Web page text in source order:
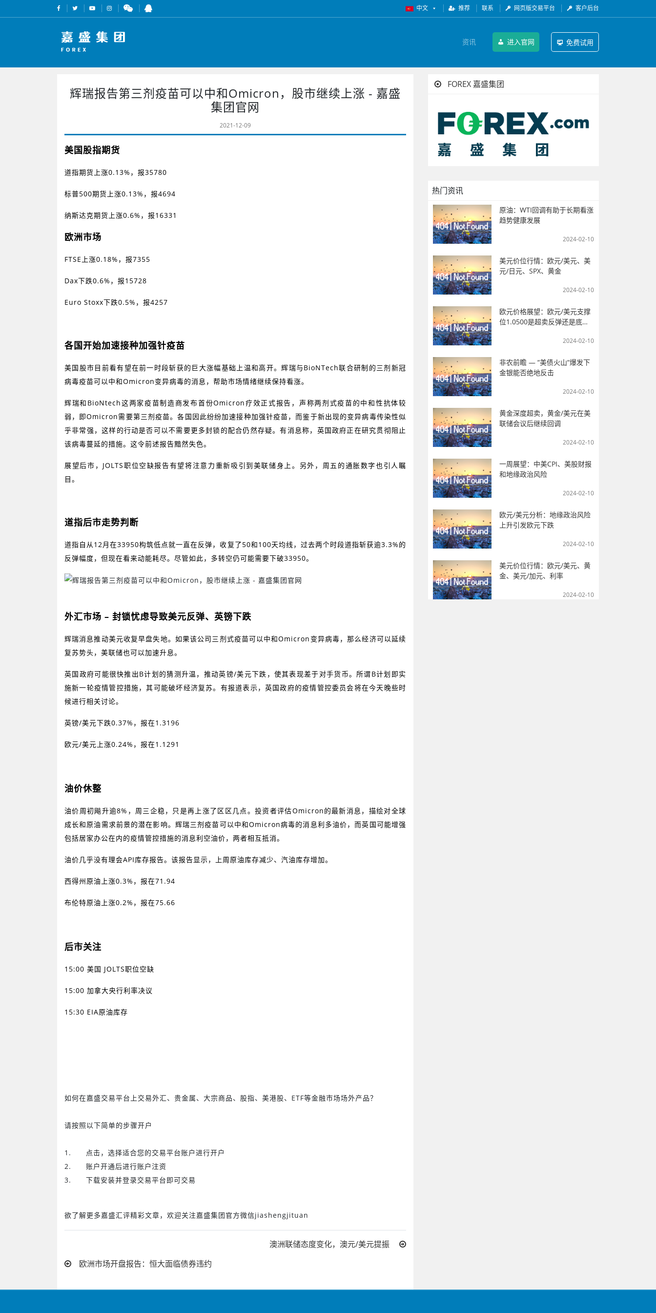
中文 推荐 联系 网页版交易平台 客户后台
资讯 进入官网 免费试用
辉瑞报告第三剂疫苗可以中和Omicron，股市继续上涨 - 嘉盛
集团官网
2021-12-09
美国股指期货
道指期货上涨0.13% ，报35780
标普500期货上涨0.13% ，报4694
纳斯达克期货上涨0.6% ，报16331
欧洲市场
FTSE 上涨0.18% ，报7355
Dax下跌0.6% ，报15728
Euro Stoxx下跌0.5% ，报4257
各国开始加速接种加强针疫苗
美国股市目前看有望在前一时段斩获的巨大涨幅基础上温和高开。辉瑞与BioNTech联合研制的三剂新冠
病毒疫苗可以中和Omicron变异病毒的消息，帮助市场情绪继续保持看涨。
辉瑞和 BioNtech这两家疫苗制造商发布首份Omicron疗效正式报告，声称两剂式疫苗的中和性抗体较
弱，即Omicron需要第三剂疫苗。各国因此纷纷加速接种加强针疫苗，而鉴于新出现的变异病毒传染性似
乎非常强，这样的行动是否可以不需要更多封锁的配合仍然存疑。有消息称，英国政府正在研究贯彻阻止
该病毒蔓延的措施。这令前述报告黯然失色。
展望后市， JOLTS职位空缺报告有望将注意力重新吸引到美联储身上。另外，周五的通胀数字也引人瞩
目。
道指后市走势判断
道指自从12月在33950构筑低点就一直在反弹，收复了50和100天均线，过去两个时段道指斩获逾3.3%的
反弹幅度，但现在看来动能耗尽。尽管如此，多转空仍可能需要下破33950。
外汇市场 – 封锁忧虑导致美元反弹、英镑下跌
辉瑞消息推动美元收复早盘失地。如果该公司三剂式疫苗可以中和Omicron 变异病毒，那么经济可以延续
复苏势头，美联储也可以加速升息。
英国政府可能很快推出B计划的猜测升温，推动英镑/美元下跌，使其表现差于对手货币。所谓 B计划即实
施新一轮疫情管控措施，其可能破坏经济复苏。有报道表示，英国政府的疫情管控委员会将在今天晚些时
候进行相关讨论。
英镑/美元下跌0.37% ，报在1.3196
欧元/美元上涨0.24% ，报在1.1291
油价休整
油价周初飚升逾8% ，周三企稳，只是再上涨了区区几点。投资者评估Omicron的最新消息，描绘对全球
成长和原油需求前景的潜在影响。辉瑞三剂疫苗可以中和Omicron病毒的消息利多油价，而英国可能增强
包括居家办公在内的疫情管控措施的消息利空油价，两者相互抵消。
油价几乎没有理会API库存报告。该报告显示，上周原油库存减少、汽油库存增加。
西得州原油上涨0.3% ，报在71.94
布伦特原油上涨0.2% ，报在75.66
后市关注
15:00 美国 JOLTS职位空缺
15:00 加拿大央行利率决议
15:30 EIA原油库存
如何在嘉盛交易平台上交易外汇、贵金属、大宗商品、股指、美港股、 ETF等金融市场场外产品？
请按照以下简单的步骤开户
1. 点击，选择适合您的交易平台账户进行开户
2. 账户开通后进行账户注资
3. 下载安装并登录交易平台即可交易
欲了解更多嘉盛汇评精彩文章，欢迎关注嘉盛集团官方微信jiashengjituan
澳洲联储态度变化，澳元/美元提振
欧洲市场开盘报告：恒大面临债券违约
FOREX 嘉盛集团
热门资讯
原油：WTI回调有助于长期看涨
趋势健康发展
2024-02-10
美元价位行情：欧元/美元、美
元/日元、SPX、黄金
2024-02-10
欧元价格展望：欧元/美元支撑
位1.0500是超卖反弹还是底
2024-02-10
非农前瞻 — “美债火山“爆发下
金银能否绝地反击
2024-02-10
黄金深度超卖，黄金/美元在美
联储会议后继续回调
2024-02-10
一周展望：中美CPI、美股财报
和地缘政治风险
2024-02-10
欧元/美元分析：地缘政治风险
上升引发欧元下跌
2024-02-10
美元价位行情：欧元/美元、黄
金、美元/加元、利率
2024-02-10